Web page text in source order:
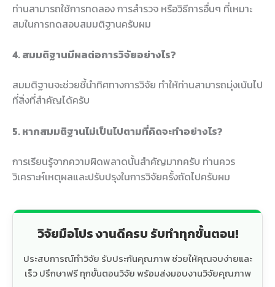
ท่านสามารถใช้การทดลอง การสำรวจ หรือวิธีการอื่นๆ ที่เหมาะ
สมในการทดสอบสมมติฐานครับผม
4. สมมติฐานมีผลต่อการวิจัยอย่างไร?
สมมติฐานจะช่วยชี้นำทิศทางการวิจัย ทำให้ท่านสามารถมุ่งเน้นไป
ที่สิ่งที่สำคัญได้ครับ
5. หากสมมติฐานไม่เป็นไปตามที่คิดจะทำอย่างไร?
การเรียนรู้จากความผิดพลาดนั้นสำคัญมากครับ ท่านควร
วิเคราะห์เหตุผลและปรับปรุงในการวิจัยครั้งถัดไปครับผม
วิจัยมือโปร งานดีครบ รับทำทุกขั้นตอน!
ประสบการณ์ทำวิจัย รับประกันคุณภาพ ช่วยให้คุณจบง่ายและ
เร็ว ปรึกษาฟรี ทุกขั้นตอนวิจัย พร้อมส่งมอบงานวิจัยคุณภาพ